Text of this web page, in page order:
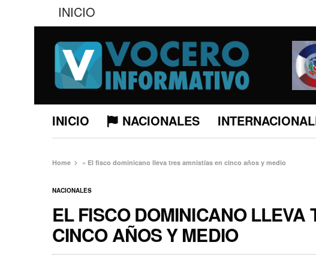
INICIO
INICIO NACIONALES
Home » El fisco dominicano lleva tres amnistías en cinco años y medio
NACIONALES
EL FISCO DOMINICANO LLEVA
CINCO AÑOS Y MEDIO